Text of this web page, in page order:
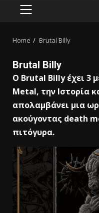
Home Brutal Billy
Brutal Billy
Ο Βrutal Βilly έχει 3
Metal, την Ιστορία
απολαμβάνει μια
ακούγοντας death
πιτόγυρα.